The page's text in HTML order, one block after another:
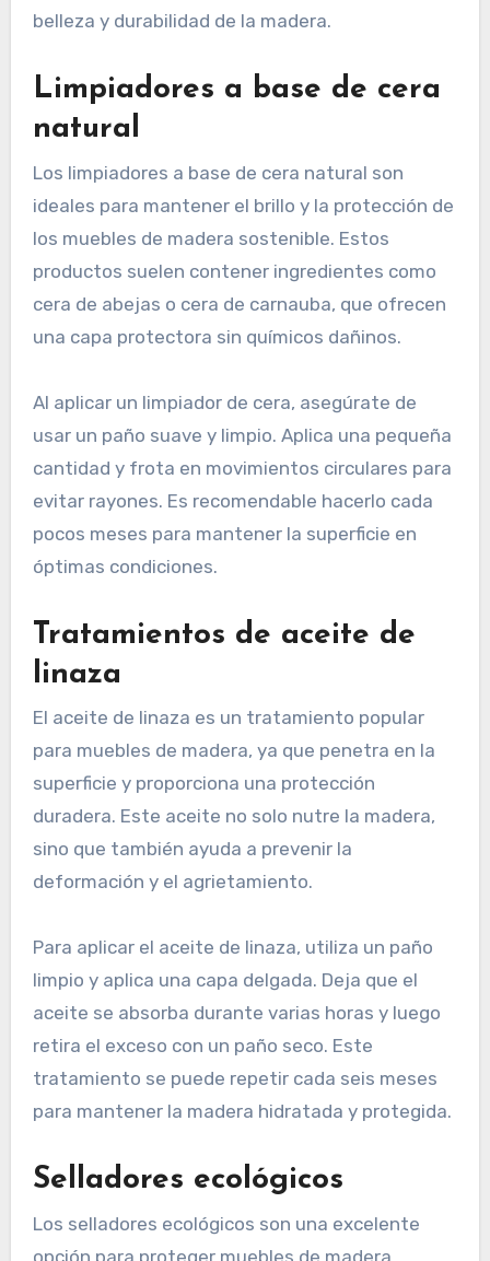
belleza y durabilidad de la madera.
Limpiadores a base de cera
natural
Los limpiadores a base de cera natural son
ideales para mantener el brillo y la protección de
los muebles de madera sostenible. Estos
productos suelen contener ingredientes como
cera de abejas o cera de carnauba, que ofrecen
una capa protectora sin químicos dañinos.
Al aplicar un limpiador de cera, asegúrate de
usar un paño suave y limpio. Aplica una pequeña
cantidad y frota en movimientos circulares para
evitar rayones. Es recomendable hacerlo cada
pocos meses para mantener la superficie en
óptimas condiciones.
Tratamientos de aceite de
linaza
El aceite de linaza es un tratamiento popular
para muebles de madera, ya que penetra en la
superficie y proporciona una protección
duradera. Este aceite no solo nutre la madera,
sino que también ayuda a prevenir la
deformación y el agrietamiento.
Para aplicar el aceite de linaza, utiliza un paño
limpio y aplica una capa delgada. Deja que el
aceite se absorba durante varias horas y luego
retira el exceso con un paño seco. Este
tratamiento se puede repetir cada seis meses
para mantener la madera hidratada y protegida.
Selladores ecológicos
Los selladores ecológicos son una excelente
opción para proteger muebles de madera